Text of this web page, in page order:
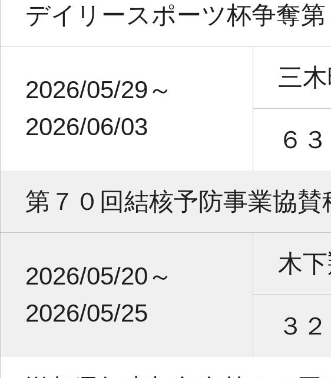
デイリースポーツ杯争奪
2026/05/29～
2026/06/03
三
６
第７０回結核予防事業協
2026/05/20～
2026/05/25
木
３